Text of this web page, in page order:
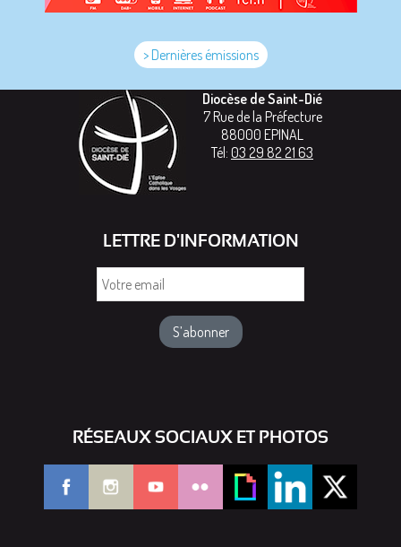
> Dernières émissions
Diocèse de Saint-Dié
7 Rue de la Préfecture
88000 EPINAL
Tél: 03 29 82 21 63
LETTRE D'INFORMATION
RÉSEAUX SOCIAUX ET PHOTOS